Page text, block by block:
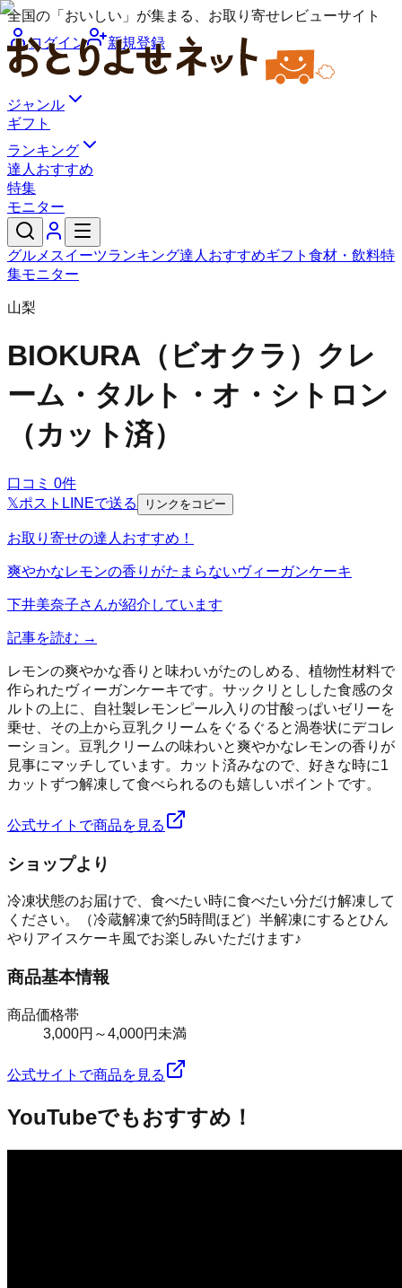
全国の「おいしい」が集まる、お取り寄せレビューサイト
ログイン
新規登録
ジャンル
ギフト
ランキング
達人おすすめ
特集
モニター
グルメ スイーツランキング達人おすすめギフト 食材・飲料特
集モニター
山梨
BIOKURA（ビオクラ） クレ
ーム・タルト・オ・シトロン
（カット済）
口コミ 0件
𝕏ポスト LINEで送る リンクをコピー
お取り寄せの達人おすすめ！
爽やかなレモンの香りがたまらないヴィーガンケーキ
下井美奈子さんが紹介しています
記事を読む →
レモンの爽やかな香りと味わいがたのしめる、植物性材料で
作られたヴィーガンケーキです。サックリとしした食感のタ
ルトの上に、自社製レモンピール入りの甘酸っぱいゼリーを
乗せ、その上から豆乳クリームをぐるぐると渦巻状にデコレ
ーション。豆乳クリームの味わいと爽やかなレモンの香りが
見事にマッチしています。カット済みなので、好きな時に1
カットずつ解凍して食べられるのも嬉しいポイントです。
公式サイトで商品を見る
ショップより
冷凍状態のお届けで、食べたい時に食べたい分だけ解凍して
ください。（冷蔵解凍で約5時間ほど）半解凍にするとひん
やりアイスケーキ風でお楽しみいただけます♪
商品基本情報
商品価格帯
3,000円～4,000円未満
公式サイトで商品を見る
YouTubeでもおすすめ！